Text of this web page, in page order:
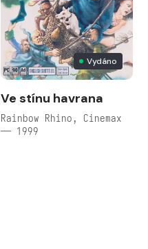
Vydáno
Ve stínu havrana
Rainbow Rhino, Cinemax
— 1999